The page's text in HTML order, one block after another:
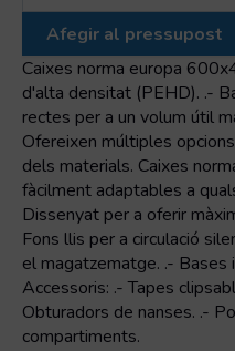
Contenidor
sòlid
amb
nanses
obertes
Afegir al pressupost
Caixes norma europa
d'alta densitat (PEHD). .-
rectes per a un volum útil
Ofereixen múltiples
dels materials. Caixes
fàcilment adaptables a
Dissenyat per a oferir
Fons llis per a circulació
el magatzematge. .-
Accessoris: .- Tapes
Obturadors de nanses. .-
compartiments.